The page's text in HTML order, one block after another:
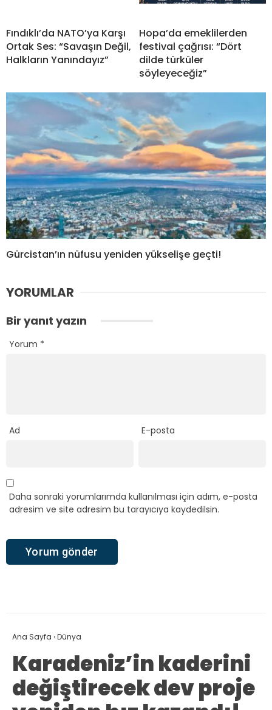
Fındıklı’da NATO’ya Karşı
Ortak Ses: “Savaşın Değil,
Halkların Yanındayız”
Hopa’da emeklilerden
festival çağrısı: “Dört
dilde türküler
söyleyeceğiz”
Gürcistan’ın nüfusu yeniden yükselişe geçti!
YORUMLAR
Bir yanıt yazın
Yorum *
Ad E-posta
Daha sonraki yorumlarımda kullanılması için adım, e-posta
adresim ve site adresim bu tarayıcıya kaydedilsin.
Ana Sayfa ›Dünya
Karadeniz’in kaderini
değiştirecek dev proje